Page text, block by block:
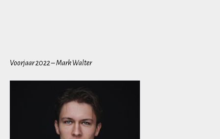
Voorjaar 2022 – Mark Walter